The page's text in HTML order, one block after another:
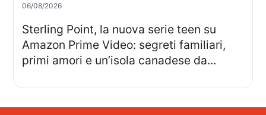
06/08/2026
Sterling Point, la nuova serie teen su
Amazon Prime Video: segreti familiari,
primi amori e un’isola canadese da...